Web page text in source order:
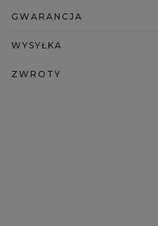
GWARANCJA
WYSYŁKA
ZWROTY